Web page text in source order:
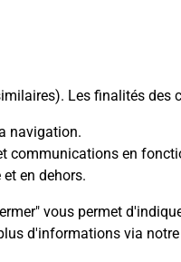
Les finalités des
navigation.
communications en
en dehors.
vous permet
d'informations via